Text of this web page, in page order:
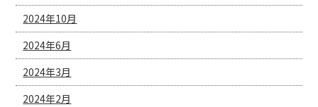
2024年10月
2024年6月
2024年3月
2024年2月